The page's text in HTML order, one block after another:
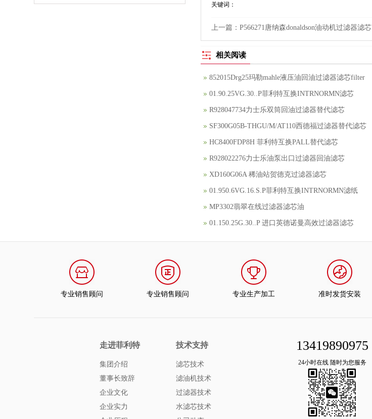
关键词：
上一篇： P566271唐纳森donaldson油动机过滤器滤芯
相关阅读
852015Drg25玛勒mahle液压油回油过滤器滤芯filter
01.90.25VG.30..P菲利特互换INTRNORMN滤芯
R928047734力士乐双筒回油过滤器替代滤芯
SF300G05B-THGU/M/AT110西德福过滤器替代滤芯
HC8400FDP8H 菲利特互换PALL替代滤芯
R928022276力士乐油泵出口过滤器回油滤芯
XD160G06A 稀油站贺德克过滤器滤芯
01.950.6VG.16.S.P菲利特互换INTRNORMN滤纸
MP3302翡翠在线过滤器滤芯油
01.150.25G.30..P 进口英德诺曼高效过滤器滤芯
专业销售顾问 专业销售顾问 专业生产加工 准时发货安装
走进菲利特
集团介绍
董事长致辞
企业文化
企业实力
技术支持
滤芯技术
滤油机技术
过滤器技术
水滤芯技术
13419890975
24小时在线 随时为您服务